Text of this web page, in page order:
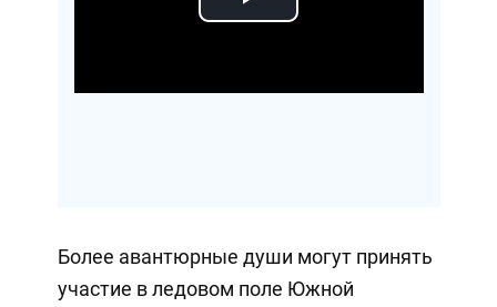
Play
Более авантюрные души могут принять
участие в ледовом поле Южной